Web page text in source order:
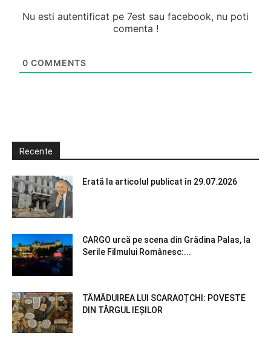
Nu esti autentificat pe 7est sau facebook, nu poti
comenta !
0 COMMENTS
Recente
Erată la articolul publicat în 29.07.2026
CARGO urcă pe scena din Grădina Palas, la
Serile Filmului Românesc:...
TĂMĂDUIREA LUI SCARAOȚCHI: POVESTE
DIN TÂRGUL IEȘILOR